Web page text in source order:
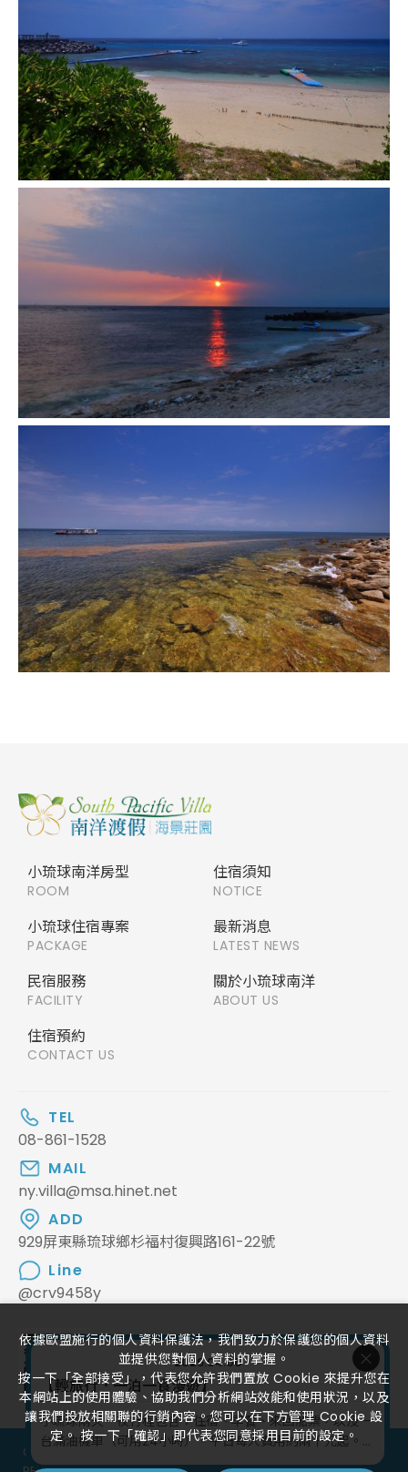
小琉球南洋房型
ROOM
住宿須知
NOTICE
小琉球住宿專案
PACKAGE
最新消息
LATEST NEWS
民宿服務
FACILITY
關於小琉球南洋
ABOUT US
住宿預約
CONTACT US
TEL
08-861-1528
MAIL
ny.villa@msa.hinet.net
ADD
929屏東縣琉球鄉杉福村復興路161-22號
Line
@crv9458y
FOLLOW US
COPYRIGHT © 2026 小琉球南洋渡假海景莊園 ALL RIGHTS
2026.04.06
【輕旅行．一泊一食漫遊】
小琉球兩天一夜行程包含：住宿、早餐、來回船票，以及一
台滿油機車（可用24小時）。平日每人費用約兩千元起。...
依據歐盟施行的個人資料保護法，我們致力於保護您的個人資料
並提供您對個人資料的掌握。
按一下「全部接受」，代表您允許我們置放 Cookie 來提升您在
本網站上的使用體驗、協助我們分析網站效能和使用狀況，以及
讓我們投放相關聯的行銷內容。您可以在下方管理 Cookie 設
定。 按一下「確認」即代表您同意採用目前的設定。